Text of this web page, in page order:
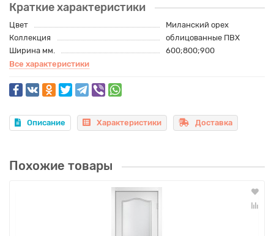
Краткие характеристики
Цвет
Миланский орех
Коллекция
облицованные ПВХ
Ширина мм.
600;800;900
Все характеристики
Описание Характеристики Доставка
Похожие товары